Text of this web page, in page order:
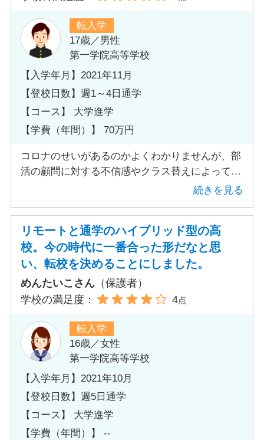
転入学
17歳／男性
第一学院高等学校
【入学年月】2021年11月
【登校日数】週1～4日通学
【コース】 大学進学
【学費（年間）】 70万円
コロナのせいがあるのかよくわかりませんが、部
活の顧問に対する不信感やクラス替えによって仲
の良い友達と離れてしまった事など、いろいろな
なった為、通信制に転校しました。
続きを見る
リモートと通学のハイブリッド型の高
校。今の時代に一番合った形だなと思
い、転校を決めることにしました。
めんたいこさん （保護者）
学校の満足度：
4点
転入学
16歳／女性
第一学院高等学校
【入学年月】2021年10月
【登校日数】週5日通学
【コース】 大学進学
【学費（年間）】 --